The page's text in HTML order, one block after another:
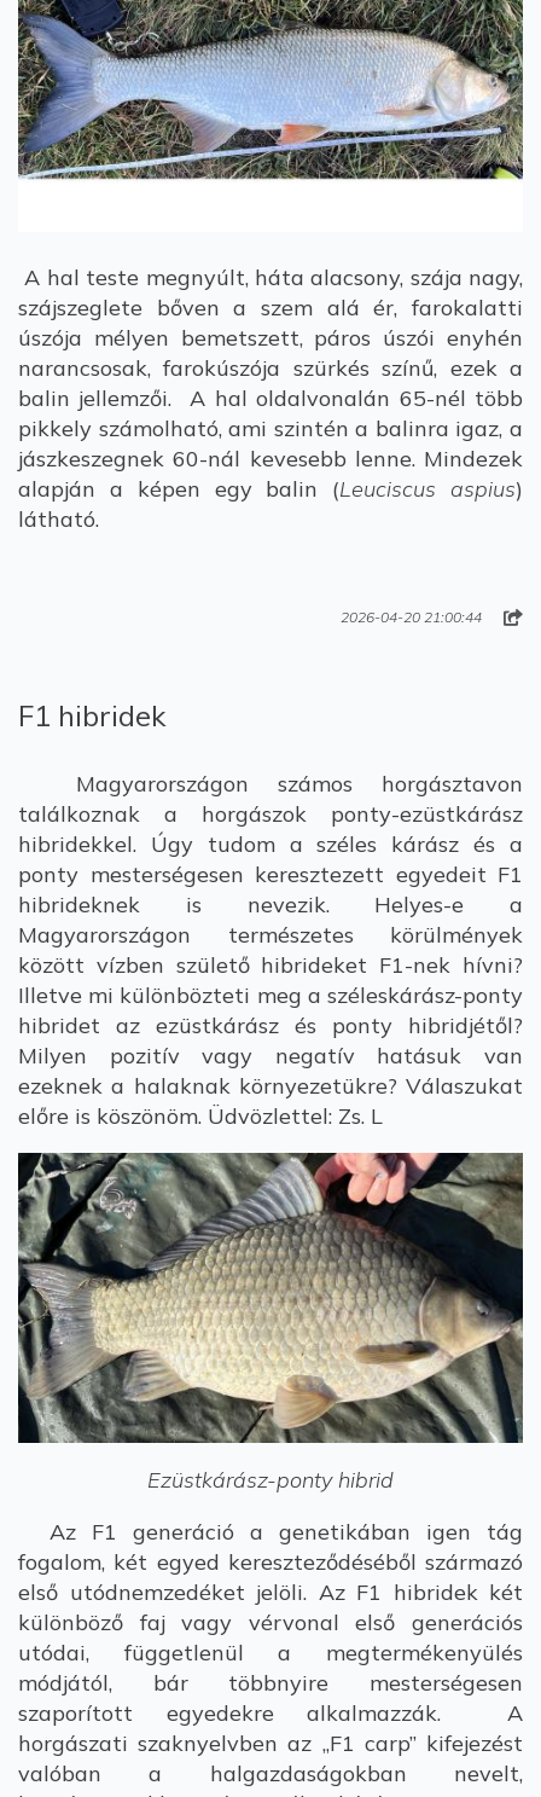
A hal teste megnyúlt, háta alacsony, szája nagy,
szájszeglete bőven a szem alá ér, farokalatti
úszója mélyen bemetszett, páros úszói enyhén
narancsosak, farokúszója szürkés színű, ezek a
balin jellemzői. A hal oldalvonalán 65-nél több
pikkely számolható, ami szintén a balinra igaz, a
jászkeszegnek 60-nál kevesebb lenne. Mindezek
alapján a képen egy balin (Leuciscus aspius)
látható.
2026-04-20 21:00:44
F1 hibridek
Magyarországon számos horgásztavon
találkoznak a horgászok ponty-ezüstkárász
hibridekkel. Úgy tudom a széles kárász és a
ponty mesterségesen keresztezett egyedeit F1
hibrideknek is nevezik. Helyes-e a
Magyarországon természetes körülmények
között vízben születő hibrideket F1-nek hívni?
Illetve mi különbözteti meg a széleskárász-ponty
hibridet az ezüstkárász és ponty hibridjétől?
Milyen pozitív vagy negatív hatásuk van
ezeknek a halaknak környezetükre? Válaszukat
előre is köszönöm. Üdvözlettel: Zs. L
Ezüstkárász-ponty hibrid
Az F1 generáció a genetikában igen tág
fogalom, két egyed kereszteződéséből származó
első utódnemzedéket jelöli. Az F1 hibridek két
különböző faj vagy vérvonal első generációs
utódai, függetlenül a megtermékenyülés
módjától, bár többnyire mesterségesen
szaporított egyedekre alkalmazzák. A
horgászati szaknyelvben az „F1 carp” kifejezést
valóban a halgazdaságokban nevelt,